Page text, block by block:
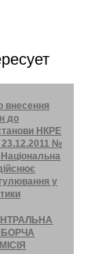
внесення
до
НКРЕ
23.12.2011 №
у
змін до
від
Відповідно